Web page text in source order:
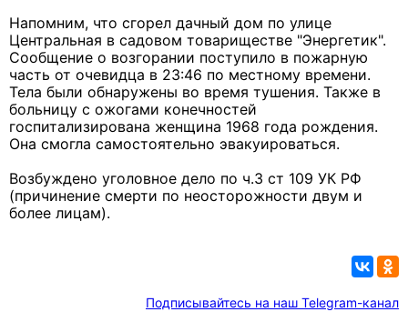
Напомним, что сгорел дачный дом по улице
Центральная в садовом товариществе "Энергетик".
Сообщение о возгорании поступило в пожарную
часть от очевидца в 23:46 по местному времени.
Тела были обнаружены во время тушения. Также в
больницу с ожогами конечностей
госпитализирована женщина 1968 года рождения.
Она смогла самостоятельно эвакуироваться.
Возбуждено уголовное дело по ч.3 ст 109 УК РФ
(причинение смерти по неосторожности двум и
более лицам).
Подписывайтесь на наш Telegram-канал